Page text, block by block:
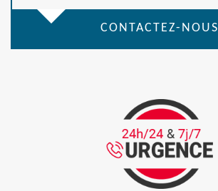
CONTACTEZ-NOUS